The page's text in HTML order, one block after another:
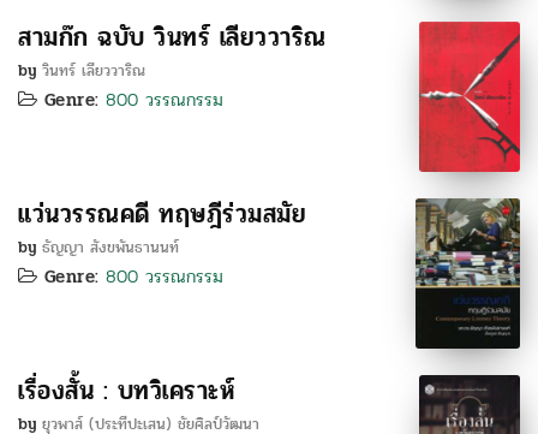
สามก๊ก ฉบับ วินทร์ เลียววาริณ
by วินทร์ เลียววาริณ
Genre: 800 วรรณกรรม
แว่นวรรณคดี ทฤษฎีร่วมสมัย
by ธัญญา สังขพันธานนท์
Genre: 800 วรรณกรรม
เรื่องสั้น : บทวิเคราะห์
by ยุวพาส์ (ประทีปะเสน) ชัยศิลป์วัฒนา